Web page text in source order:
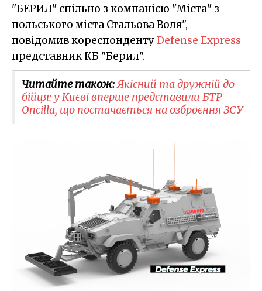
"БЕРИЛ" спільно з компанією "Міста" з
польського міста Стальова Воля", -
повідомив кореспондентуDefense Express
представник КБ "Берил".
Читайте також:Якісний та дружній до
бійця: у Києві вперше представили БТР
Oncilla, що постачається на озброєння ЗСУ